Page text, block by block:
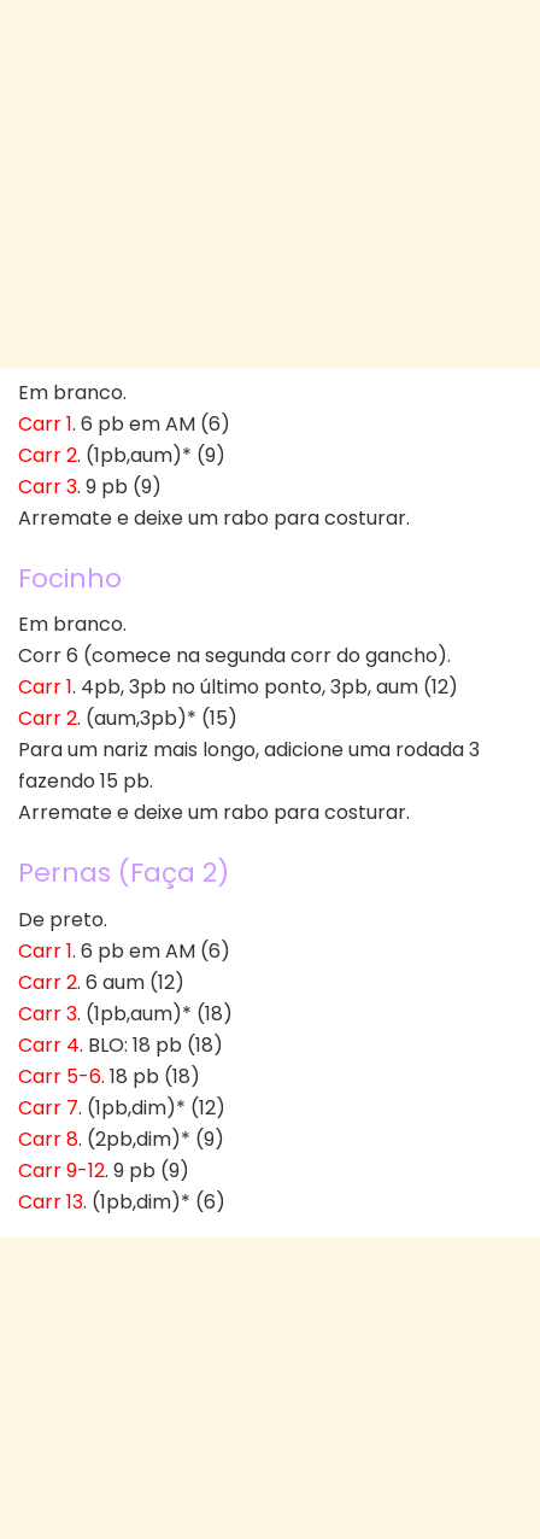
Em branco.
Carr 1. 6 pb em AM (6)
Carr 2. (1pb,aum)* (9)
Carr 3. 9 pb (9)
Arremate e deixe um rabo para costurar.
Focinho
Em branco.
Corr 6 (comece na segunda corr do gancho).
Carr 1. 4pb, 3pb no último ponto, 3pb, aum (12)
Carr 2. (aum,3pb)* (15)
Para um nariz mais longo, adicione uma rodada 3
fazendo 15 pb.
Arremate e deixe um rabo para costurar.
Pernas (Faça 2)
De preto.
Carr 1. 6 pb em AM (6)
Carr 2. 6 aum (12)
Carr 3. (1pb,aum)* (18)
Carr 4. BLO: 18 pb (18)
Carr 5-6. 18 pb (18)
Carr 7. (1pb,dim)* (12)
Carr 8. (2pb,dim)* (9)
Carr 9-12. 9 pb (9)
Carr 13. (1pb,dim)* (6)